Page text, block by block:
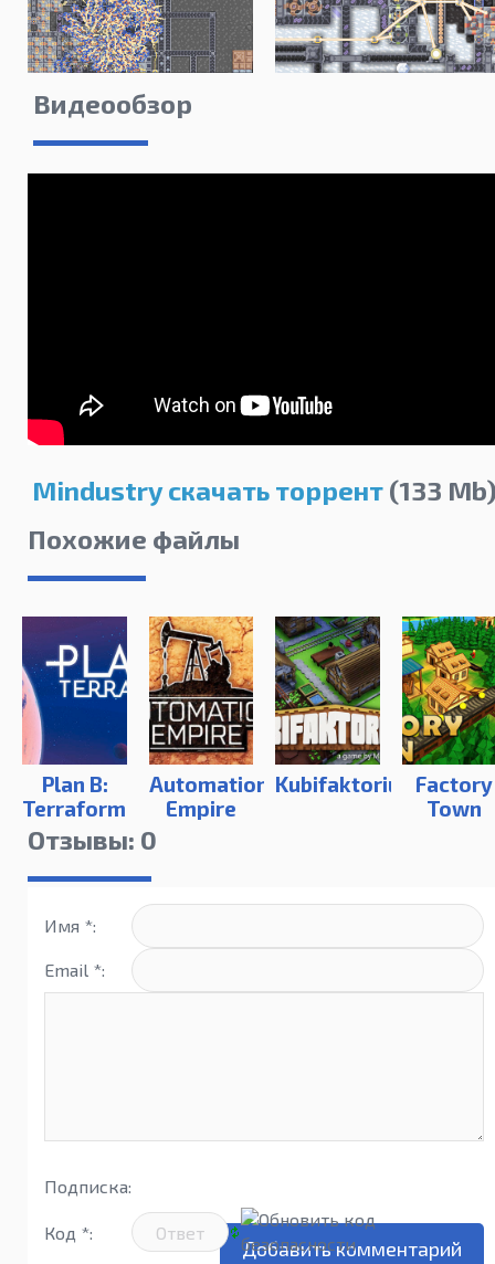
Видеообзор
Mindustry скачать торрент(133
Похожие файлы
Plan B:
Terraform
Automation
Empire
KubifaktoriumFactory
Town
Отзывы: 0
Имя *:
Email *:
Подписка:
Код *: